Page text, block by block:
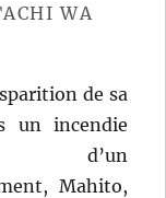
WA
de sa
un incendie
d’un
Mahito,